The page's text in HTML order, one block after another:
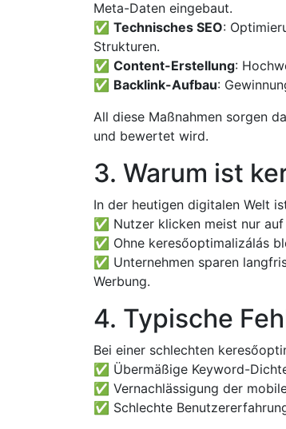
Meta-Daten eingebaut.
✅ Technisches SEO:
Strukturen.
✅ Content-Erstellung:
✅ Backlink-Aufbau:
All diese Maßnahmen sorgen
und bewertet wird.
3. Warum ist
In der heutigen digitalen Welt
✅ Nutzer klicken meist nur
✅ Ohne keresőoptimalizálás
✅ Unternehmen sparen
Werbung.
4. Typische
Bei einer schlechten
✅ Übermäßige Keyword-
✅ Vernachlässigung der
✅ Schlechte